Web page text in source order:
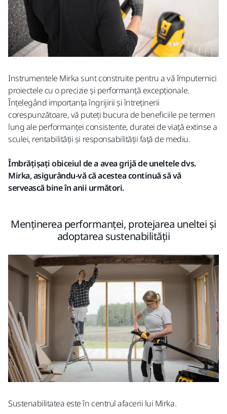
Instrumentele Mirka sunt construite pentru a vă împuternici
proiectele cu o precizie și performanță excepționale.
Înțelegând importanța îngrijirii și întreținerii
corespunzătoare, vă puteți bucura de beneficiile pe termen
lung ale performanței consistente, duratei de viață extinse a
sculei, rentabilității și responsabilității față de mediu.
Îmbrățișați obiceiul de a avea grijă de uneltele dvs.
Mirka, asigurându-vă că acestea continuă să vă
servească bine în anii următori.
Menținerea performanței, protejarea uneltei și
adoptarea sustenabilității
Sustenabilitatea este în centrul afacerii lui Mirka.